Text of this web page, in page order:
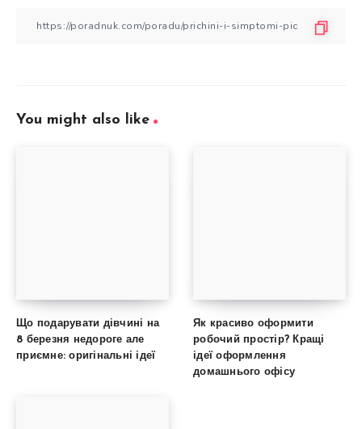
You might also like
Що подарувати дівчині на
8 березня недороге але
приємне: оригінальні ідеї
Як красиво оформити
робочий простір? Кращі
ідеї оформлення
домашнього офісу